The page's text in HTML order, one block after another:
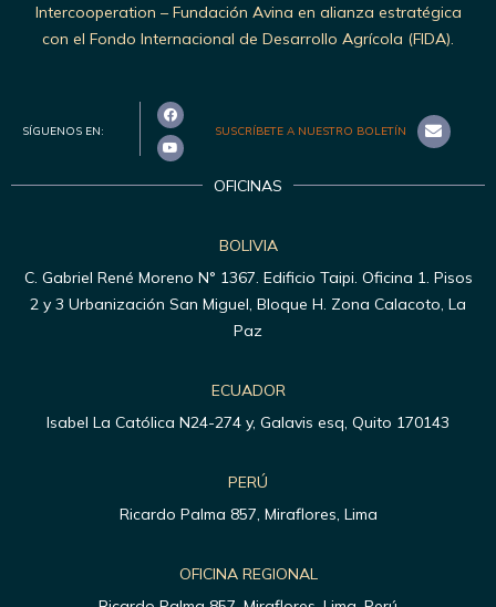
Intercooperation – Fundación Avina en alianza estratégica
con el Fondo Internacional de Desarrollo Agrícola (FIDA).
SÍGUENOS EN: SUSCRÍBETE A NUESTRO BOLETÍN
OFICINAS
BOLIVIA
C. Gabriel René Moreno N° 1367. Edificio Taipi. Oficina 1. Pisos
2 y 3 Urbanización San Miguel, Bloque H. Zona Calacoto, La
Paz
ECUADOR
Isabel La Católica N24-274 y, Galavis esq, Quito 170143
PERÚ
Ricardo Palma 857, Miraflores, Lima
OFICINA REGIONAL